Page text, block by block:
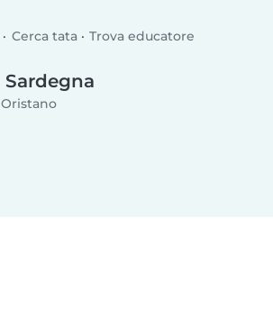
Cerca tata Trova educatore
Oristano